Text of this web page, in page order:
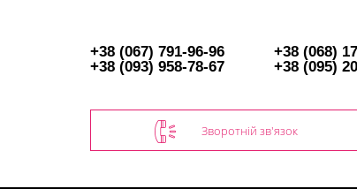
+38 (067) 791-96-96
+38 (068)
+38 (093) 958-78-67
+38 (095)
Зворотній зв'язок